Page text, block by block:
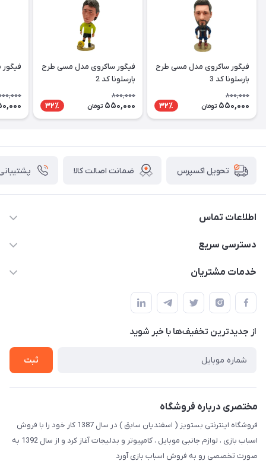
فیگور ساکروی مدل مسی طرح
بارسلونا کد 3
800,000
550,000 تومان 32٪
فیگور ساکروی مدل مسی طرح
بارسلونا کد 2
800,000
550,000 تومان 32٪
تحویل اکسپرس ضمانت اصالت کالا پشتیبانی ۲۴
اطلاعات تماس
09123941837
دسترسی سریع
حساب کاربری
لیست محصولات
درباره ما
خدمات مشتریان
قوانین و مقررات
حریم خصوصی
راهنما
از جدید‌ترین تخفیف‌ها با‌ خبر شوید
ثبت
مختصری درباره فروشگاه
فروشگاه اینترنتی بستویز ( اسفندیان سابق ) در سال 1387 کار خود را با فروش
اسباب بازی ، لوازم جانبی موبایل ، کامپیوتر و بدلیجات آغاز کرد و از سال 1392 به
صورت تخصصی رو به فروش اسباب بازی آورد